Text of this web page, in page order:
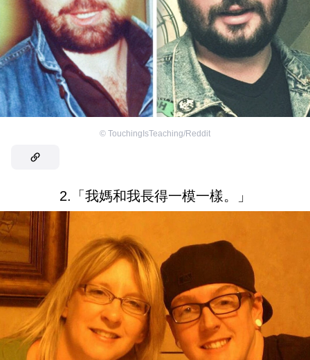
© TouchingIsTeaching/Reddit
2.「我媽和我長得一模一樣。」